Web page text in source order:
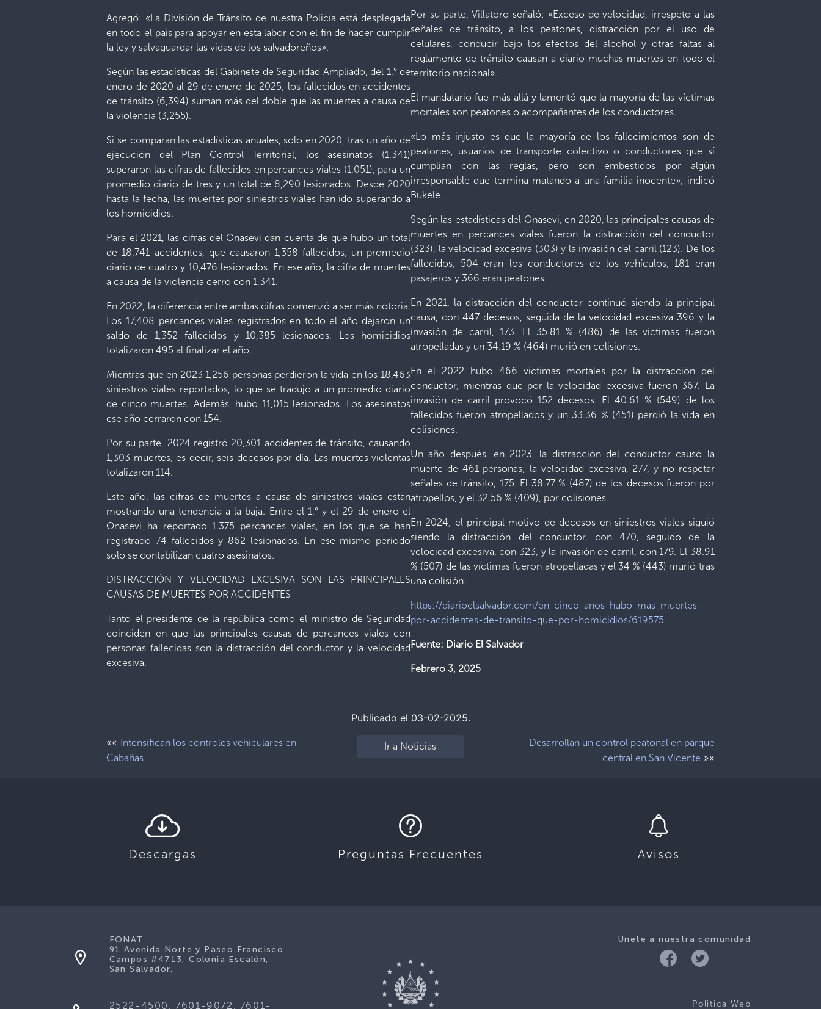
Agregó: «La División de Tránsito de nuestra Policía está desplegada
en todo el país para apoyar en esta labor con el fin de hacer cumplir
la ley y salvaguardar las vidas de los salvadoreños».
Según las estadísticas del Gabinete de Seguridad Ampliado, del 1.° de
enero de 2020 al 29 de enero de 2025, los fallecidos en accidentes
de tránsito (6,394) suman más del doble que las muertes a causa de
la violencia (3,255).
Si se comparan las estadísticas anuales, solo en 2020, tras un año de
ejecución del Plan Control Territorial, los asesinatos (1,341)
superaron las cifras de fallecidos en percances viales (1,051), para un
promedio diario de tres y un total de 8,290 lesionados. Desde 2020
hasta la fecha, las muertes por siniestros viales han ido superando a
los homicidios.
Para el 2021, las cifras del Onasevi dan cuenta de que hubo un total
de 18,741 accidentes, que causaron 1,358 fallecidos, un promedio
diario de cuatro y 10,476 lesionados. En ese año, la cifra de muertes
a causa de la violencia cerró con 1,341.
En 2022, la diferencia entre ambas cifras comenzó a ser más notoria.
Los 17,408 percances viales registrados en todo el año dejaron un
saldo de 1,352 fallecidos y 10,385 lesionados. Los homicidios
totalizaron 495 al finalizar el año.
Mientras que en 2023 1,256 personas perdieron la vida en los 18,463
siniestros viales reportados, lo que se tradujo a un promedio diario
de cinco muertes. Además, hubo 11,015 lesionados. Los asesinatos
ese año cerraron con 154.
Por su parte, 2024 registró 20,301 accidentes de tránsito, causando
1,303 muertes, es decir, seis decesos por día. Las muertes violentas
totalizaron 114.
Este año, las cifras de muertes a causa de siniestros viales están
mostrando una tendencia a la baja. Entre el 1.° y el 29 de enero el
Onasevi ha reportado 1,375 percances viales, en los que se han
registrado 74 fallecidos y 862 lesionados. En ese mismo período
solo se contabilizan cuatro asesinatos.
DISTRACCIÓN Y VELOCIDAD EXCESIVA SON LAS PRINCIPALES
CAUSAS DE MUERTES POR ACCIDENTES
Tanto el presidente de la república como el ministro de Seguridad
coinciden en que las principales causas de percances viales con
personas fallecidas son la distracción del conductor y la velocidad
excesiva.
Por su parte, Villatoro señaló: «Exceso de velocidad, irrespeto a las
señales de tránsito, a los peatones, distracción por el uso de
celulares, conducir bajo los efectos del alcohol y otras faltas al
reglamento de tránsito causan a diario muchas muertes en todo el
territorio nacional».
El mandatario fue más allá y lamentó que la mayoría de las víctimas
mortales son peatones o acompañantes de los conductores.
«Lo más injusto es que la mayoría de los fallecimientos son de
peatones, usuarios de transporte colectivo o conductores que sí
cumplían con las reglas, pero son embestidos por algún
irresponsable que termina matando a una familia inocente», indicó
Bukele.
Según las estadísticas del Onasevi, en 2020, las principales causas de
muertes en percances viales fueron la distracción del conductor
(323), la velocidad excesiva (303) y la invasión del carril (123). De los
fallecidos, 504 eran los conductores de los vehículos, 181 eran
pasajeros y 366 eran peatones.
En 2021, la distracción del conductor continuó siendo la principal
causa, con 447 decesos, seguida de la velocidad excesiva 396 y la
invasión de carril, 173. El 35.81 % (486) de las víctimas fueron
atropelladas y un 34.19 % (464) murió en colisiones.
En el 2022 hubo 466 víctimas mortales por la distracción del
conductor, mientras que por la velocidad excesiva fueron 367. La
invasión de carril provocó 152 decesos. El 40.61 % (549) de los
fallecidos fueron atropellados y un 33.36 % (451) perdió la vida en
colisiones.
Un año después, en 2023, la distracción del conductor causó la
muerte de 461 personas; la velocidad excesiva, 277, y no respetar
señales de tránsito, 175. El 38.77 % (487) de los decesos fueron por
atropellos, y el 32.56 % (409), por colisiones.
En 2024, el principal motivo de decesos en siniestros viales siguió
siendo la distracción del conductor, con 470, seguido de la
velocidad excesiva, con 323, y la invasión de carril, con 179. El 38.91
% (507) de las víctimas fueron atropelladas y el 34 % (443) murió tras
una colisión.
https://diarioelsalvador.com/en-cinco-anos-hubo-mas-muertes-
por-accidentes-de-transito-que-por-homicidios/619575
Fuente: Diario El Salvador
Febrero 3, 2025
Publicado el 03-02-2025.
«« Intensifican los controles vehiculares en
Cabañas
Ir a Noticias
Desarrollan un control peatonal en parque
central en San Vicente »»
Descargas Preguntas Frecuentes Avisos
Únete a nuestra comunidad
Politica Web
FONAT
91 Avenida Norte y Paseo Francisco
Campos #4713, Colonia Escalón,
San Salvador.
2522-4500, 7601-9072, 7601-